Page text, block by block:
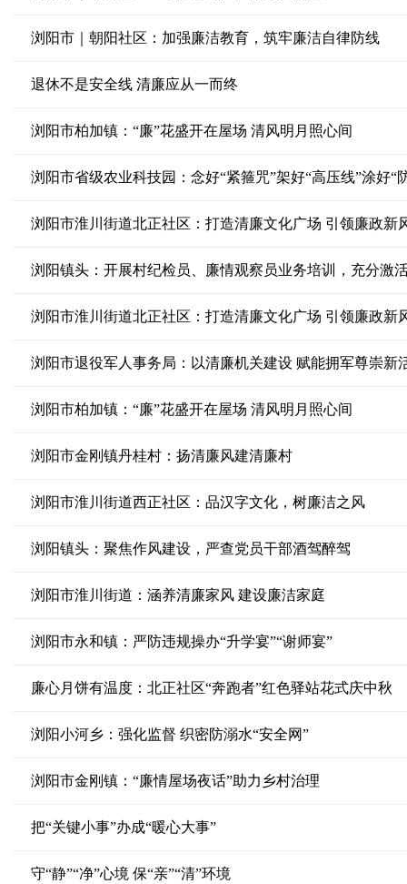
浏阳市｜朝阳社区：加强廉洁教育，筑牢廉洁自律防线
退休不是安全线 清廉应从一而终
浏阳市柏加镇：“廉”花盛开在屋场 清风明月照心间
浏阳市省级农业科技园：念好“紧箍咒”架好“高压线”涂好“
浏阳市淮川街道北正社区：打造清廉文化广场 引领廉政新
浏阳镇头：开展村纪检员、廉情观察员业务培训，充分激
浏阳市淮川街道北正社区：打造清廉文化广场 引领廉政新
浏阳市退役军人事务局：以清廉机关建设 赋能拥军尊崇新
浏阳市柏加镇：“廉”花盛开在屋场 清风明月照心间
浏阳市金刚镇丹桂村：扬清廉风建清廉村
浏阳市淮川街道西正社区：品汉字文化，树廉洁之风
浏阳镇头：聚焦作风建设，严查党员干部酒驾醉驾
浏阳市淮川街道：涵养清廉家风 建设廉洁家庭
浏阳市永和镇：严防违规操办“升学宴”“谢师宴”
廉心月饼有温度：北正社区“奔跑者”红色驿站花式庆中秋
浏阳小河乡：强化监督 织密防溺水“安全网”
浏阳市金刚镇：“廉情屋场夜话”助力乡村治理
把“关键小事”办成“暖心大事”
守“静”“净”心境 保“亲”“清”环境